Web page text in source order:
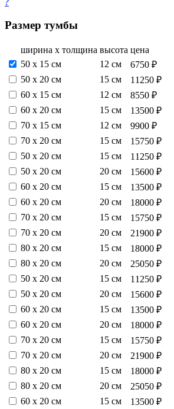
?
Размер тумбы
ширина х толщина высота цена
50 х 15 см
12 см
6750 ₽
50 х 20 см
15 см
11250 ₽
60 х 15 см
12 см
8550 ₽
60 х 20 см
15 см
13500 ₽
70 х 15 см
12 см
9900 ₽
70 х 20 см
15 см
15750 ₽
50 х 20 см
15 см
11250 ₽
50 х 20 см
20 см
15600 ₽
60 х 20 см
15 см
13500 ₽
60 х 20 см
20 см
18000 ₽
70 х 20 см
15 см
15750 ₽
70 х 20 см
20 см
21900 ₽
80 х 20 см
15 см
18000 ₽
80 х 20 см
20 см
25050 ₽
50 х 20 см
15 см
11250 ₽
50 х 20 см
20 см
15600 ₽
60 х 20 см
15 см
13500 ₽
60 х 20 см
20 см
18000 ₽
70 х 20 см
15 см
15750 ₽
70 х 20 см
20 см
21900 ₽
80 х 20 см
15 см
18000 ₽
80 х 20 см
20 см
25050 ₽
60 х 20 см
15 см
13500 ₽